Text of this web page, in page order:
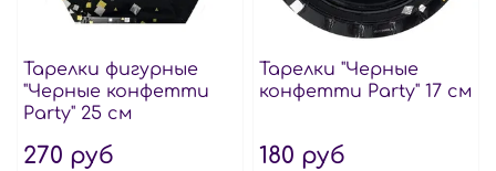
Тарелки фигурные
"Черные конфетти
Party" 25 см
270 руб
Тарелки "Черные
конфетти Party" 17 см
180 руб